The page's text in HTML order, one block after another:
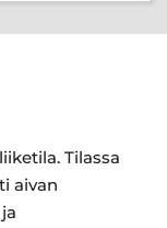
Tilassa
aivan